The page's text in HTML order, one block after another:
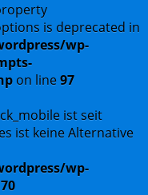
is deprecated in
wp-
on line97
ist seit
ist keine Alternative
wp-